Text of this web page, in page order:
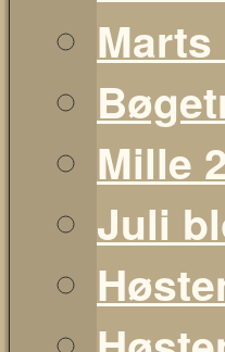
Marts
Mille
Juli